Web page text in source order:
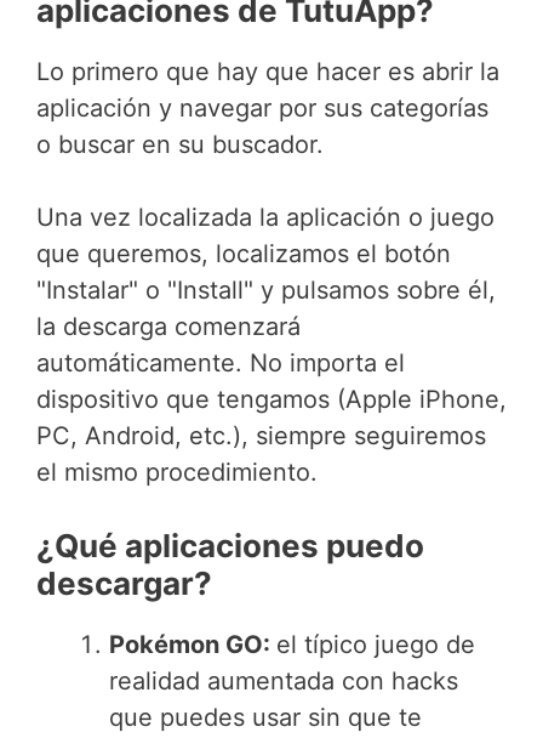
aplicaciones de TutuApp?
Lo primero que hay que hacer es abrir la
aplicación y navegar por sus categorías
o buscar en su buscador.
Una vez localizada la aplicación o juego
que queremos, localizamos el botón
"Instalar" o "Install" y pulsamos sobre él,
la descarga comenzará
automáticamente. No importa el
dispositivo que tengamos (Apple iPhone,
PC, Android, etc.), siempre seguiremos
el mismo procedimiento.
¿Qué aplicaciones puedo
descargar?
Pokémon GO: el típico juego de
realidad aumentada con hacks
que puedes usar sin que te